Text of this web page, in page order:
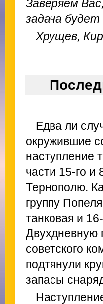
Заверяем
задача
Хрущев,
Едва ли
окружившие
наступление
части 15-го и
Тернополю.
группу
танковая и
Двухдневную
советского
подтянули
запасы